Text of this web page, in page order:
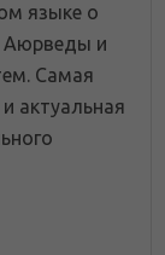
языке о
Аюрведы и
Самая
актуальная